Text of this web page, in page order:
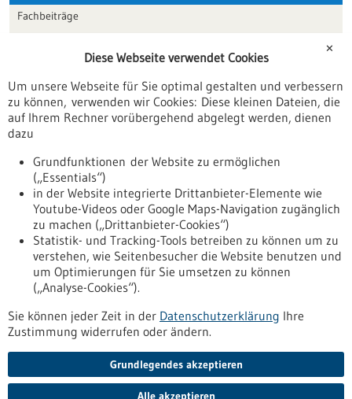
Fachbeiträge
Veranstaltungen
Erscheinungsdatum
Nach oben
Informiert bleiben
Newsletter abonnieren
✕
Diese Webseite verwendet Cookies
Um unsere Webseite für Sie optimal gestalten und verbessern
zu können, verwenden wir Cookies: Diese kleinen Dateien, die
auf Ihrem Rechner vorübergehend abgelegt werden, dienen
dazu
Grundfunktionen der Website zu ermöglichen
(„Essentials“)
in der Website integrierte Drittanbieter-Elemente wie
Youtube-Videos oder Google Maps-Navigation zugänglich
zu machen („Drittanbieter-Cookies“)
Statistik- und Tracking-Tools betreiben zu können um zu
verstehen, wie Seitenbesucher die Website benutzen und
um Optimierungen für Sie umsetzen zu können
(„Analyse-Cookies“).
Sie können jeder Zeit in der Datenschutzerklärung Ihre
Zustimmung widerrufen oder ändern.
Grundlegendes akzeptieren
Alle akzeptieren